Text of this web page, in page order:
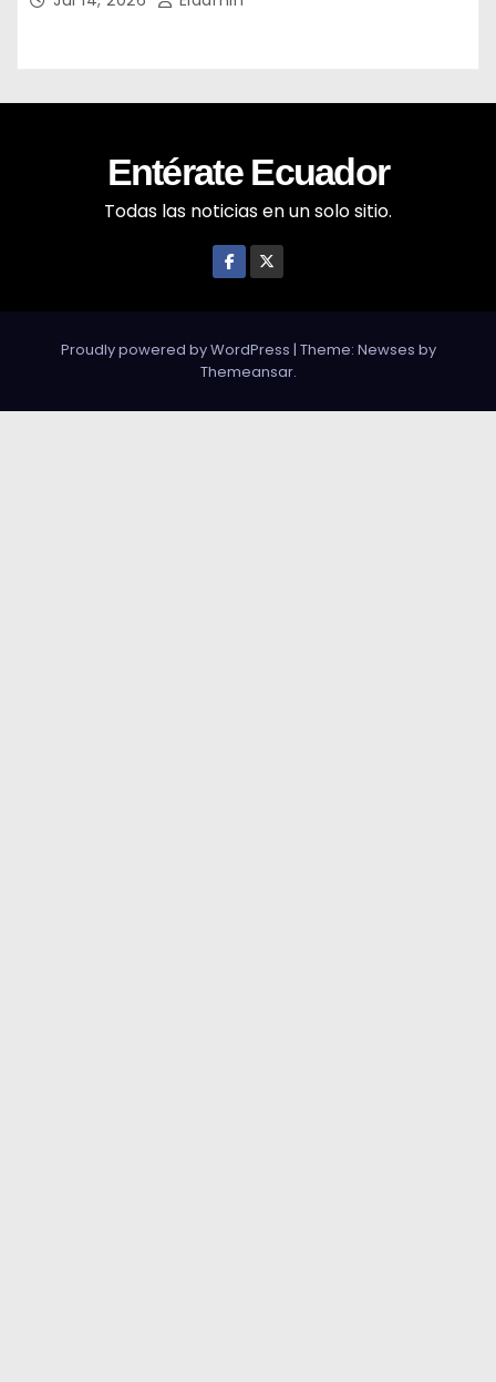
Entérate Ecuador
Todas las noticias en un solo sitio.
Proudly powered by WordPress | Theme: Newses by
Themeansar.